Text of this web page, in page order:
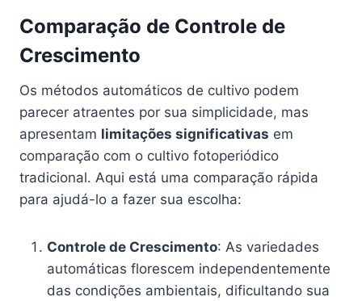
Comparação de Controle de
Crescimento
Os métodos automáticos de cultivo podem
parecer atraentes por sua simplicidade, mas
apresentam limitações significativas em
comparação com o cultivo fotoperiódico
tradicional. Aqui está uma comparação rápida
para ajudá-lo a fazer sua escolha:
Controle de Crescimento: As variedades
automáticas florescem independentemente
das condições ambientais, dificultando sua